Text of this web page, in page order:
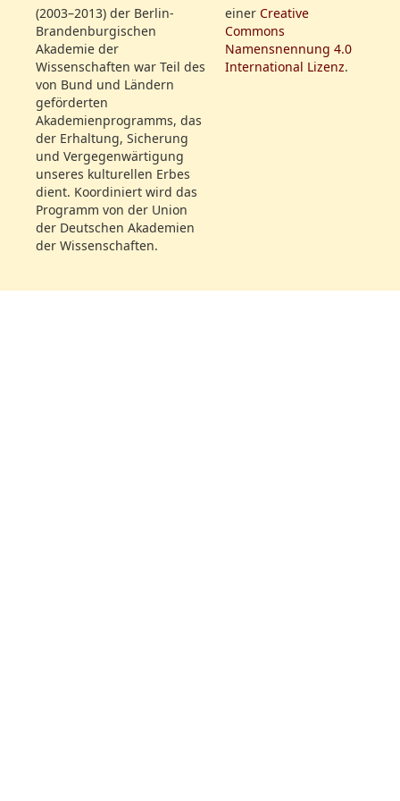
herüberzuziehn. Der
Triumph der Kunst
verwandelt sich in den
Triumph der Schönheit. Das
Parterre verliehrt das
Gehör, indem es ganz Auge
wird. Man muß der
Vorstellung des Pygmalion
beygewohnt haben, um von
dem großen und
allgemeinen Eindruck, den
Neider der Mad. Eunike ihr
Dateiname:
SBB_IIIA_yp_4824_2100_18130501_118.jpg
Dateiname:
SBB_IIIA_yp_4824_2100_18130828_229.jpg
(2003–2013) der Berlin-
Brandenburgischen
Akademie der
Wissenschaften war Teil des
von Bund und Ländern
geförderten
Akademienprogramms, das
der Erhaltung, Sicherung
und Vergegenwärtigung
unseres kulturellen Erbes
dient. Koordiniert wird das
Programm von der Union
der Deutschen Akademien
der Wissenschaften.
einer Creative
Commons
Namensnennung 4.0
International Lizenz.